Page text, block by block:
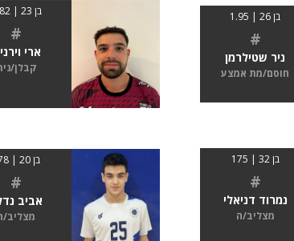
בן 26 | 1.95
#
ניר שטילרמן
חוסם/מת אמצע
בן 23 | 1.82
#
ארי
קבלן/
בן 32 | 175
#
נמרוד דניאלי
מצליב/ה
בן 20 | 178
#
אביב
מצליב/